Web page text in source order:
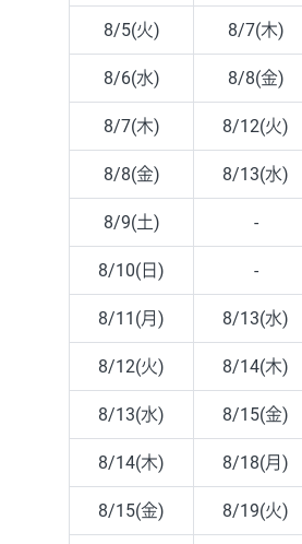
8/5(火) 8/7(木)
8/6(水) 8/8(金)
8/7(木) 8/12(火)
8/8(金) 8/13(水)
8/9(土) -
8/10(日) -
8/11(月) 8/13(水)
8/12(火) 8/14(木)
8/13(水) 8/15(金)
8/14(木) 8/18(月)
8/15(金) 8/19(火)